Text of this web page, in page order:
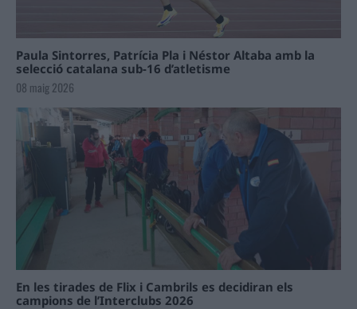
Paula Sintorres, Patrícia Pla i Néstor Altaba amb la
selecció catalana sub-16 d’atletisme
08 maig 2026
En les tirades de Flix i Cambrils es decidiran els
campions de l’Interclubs 2026